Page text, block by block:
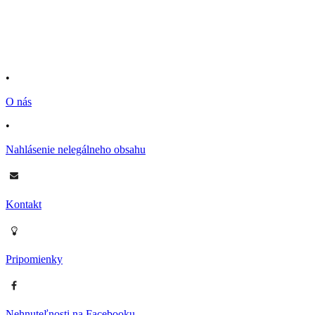
•
O nás
•
Nahlásenie nelegálneho obsahu
Kontakt
Pripomienky